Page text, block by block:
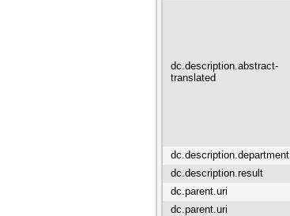
dc.description.abstract-
translated
dc.description.department
dc.description.result
dc.parent.uri
dc.parent.uri